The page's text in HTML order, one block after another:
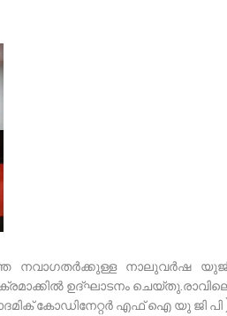
നവാഗതർക്കുള്ള നാലുവർഷ
ഉദ്ഘാടനം
കോഡിനേറ്റർ എഫ് ഐ യു ജി പി